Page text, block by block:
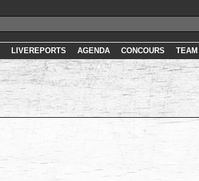
LIVEREPORTS AGENDA CONCOURS TEAM